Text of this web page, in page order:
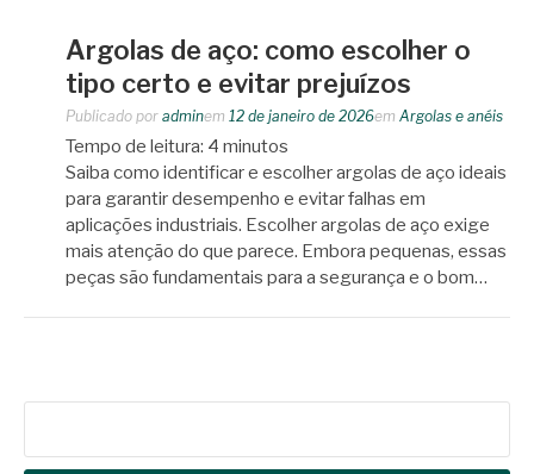
Argolas de aço: como escolher o
tipo certo e evitar prejuízos
Publicado por adminem 12 de janeiro de 2026em Argolas e anéis
Tempo de leitura: 4 minutos
Saiba como identificar e escolher argolas de aço ideais
para garantir desempenho e evitar falhas em
aplicações industriais. Escolher argolas de aço exige
mais atenção do que parece. Embora pequenas, essas
peças são fundamentais para a segurança e o bom…